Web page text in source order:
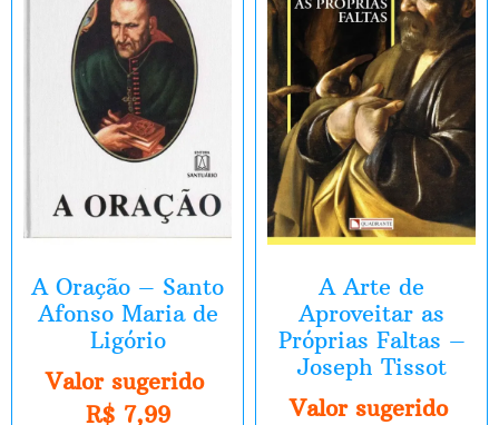
A Oração – Santo
Afonso Maria de
Ligório
Valor sugerido
R$7,99
A Arte de
Aproveitar as
Próprias Faltas –
Joseph Tissot
Valor sugerido